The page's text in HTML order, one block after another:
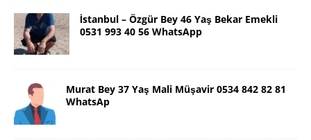
İstanbul – Özgür Bey 46 Yaş Bekar Emekli
0531 993 40 56 WhatsApp
Murat Bey 37 Yaş Mali Müşavir 0534 842 82 81
WhatsAp